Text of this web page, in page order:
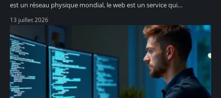
est un réseau physique mondial, le web est un service qui…
13 juillet 2026